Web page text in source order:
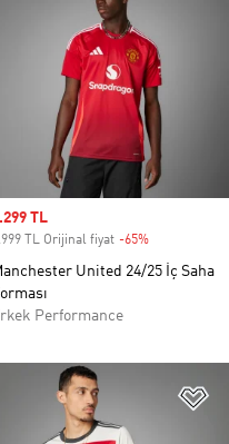
price
TL
TL Orijinal fiyat -65%
United 24/25 İç Saha
Performance
Listesine Ekle